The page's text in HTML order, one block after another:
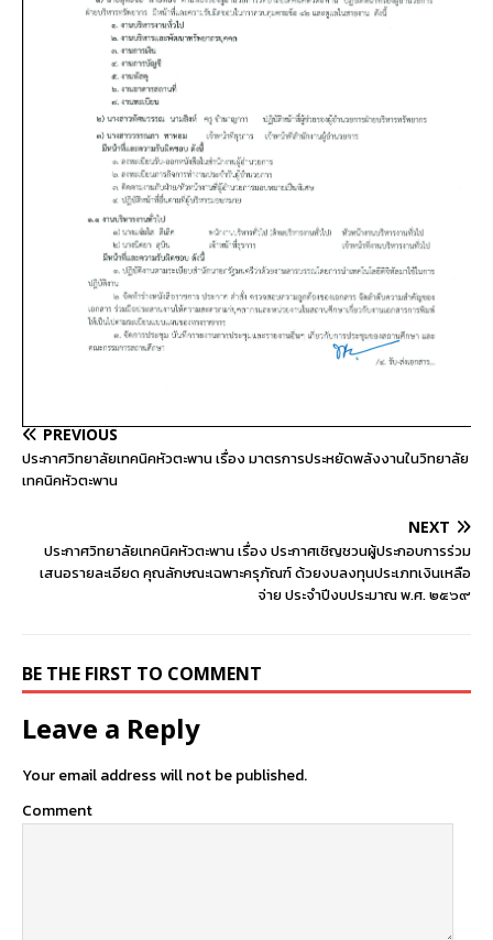
PREVIOUS
ประกาศวิทยาลัยเทคนิคหัวตะพาน เรื่อง มาตรการประหยัดพลังงานในวิทยาลัย
เทคนิคหัวตะพาน
NEXT
ประกาศวิทยาลัยเทคนิคหัวตะพาน เรื่อง ประกาศเชิญชวนผู้ประกอบการร่วม
เสนอรายละเอียด คุณลักษณะเฉพาะครุภัณฑ์ ด้วยงบลงทุนประเภทเงินเหลือ
จ่าย ประจําปีงบประมาณ พ.ศ. ๒๕๖๙
BE THE FIRST TO COMMENT
Leave a Reply
Your email address will not be published.
Comment